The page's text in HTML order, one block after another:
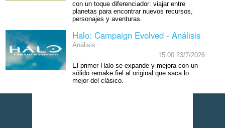
con un toque diferenciador: viajar entre
planetas para encontrar nuevos recursos,
personajes y aventuras.
Halo: Campaign Evolved - Análisis
Análisis
15:00 23/7/2026
El primer Halo se expande y mejora con un
sólido remake fiel al original que saca lo
mejor del clásico.